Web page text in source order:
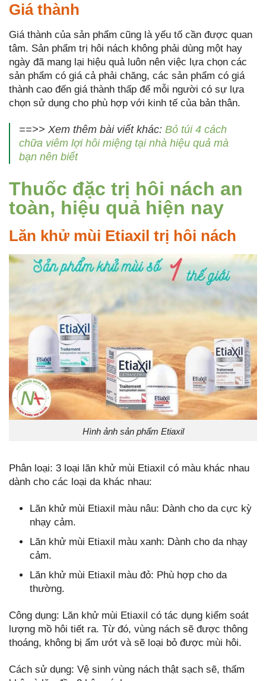
Giá thành
Giá thành của sản phẩm cũng là yếu tố cần được quan
tâm. Sản phẩm trị hôi nách không phải dùng một hay
ngày đã mang lại hiệu quả luôn nên việc lựa chọn các
sản phẩm có giá cả phải chăng, các sản phẩm có giá
thành cao đến giá thành thấp để mỗi người có sự lựa
chọn sử dụng cho phù hợp với kinh tế của bản thân.
==>> Xem thêm bài viết khác: Bỏ túi 4 cách
chữa viêm lợi hôi miệng tại nhà hiệu quả mà
bạn nên biết
Thuốc đặc trị hôi nách an
toàn, hiệu quả hiện nay
Lăn khử mùi Etiaxil trị hôi nách
Hình ảnh sản phẩm Etiaxil
Phân loại: 3 loại lăn khử mùi Etiaxil có màu khác nhau
dành cho các loại da khác nhau:
Lăn khử mùi Etiaxil màu nâu: Dành cho da cực kỳ
nhạy cảm.
Lăn khử mùi Etiaxil màu xanh: Dành cho da nhạy
cảm.
Lăn khử mùi Etiaxil màu đỏ: Phù hợp cho da
thường.
Công dụng: Lăn khử mùi Etiaxil có tác dụng kiểm soát
lượng mồ hôi tiết ra. Từ đó, vùng nách sẽ được thông
thoáng, không bị ẩm ướt và sẽ loại bỏ được mùi hôi.
Cách sử dụng: Vệ sinh vùng nách thật sạch sẽ, thấm